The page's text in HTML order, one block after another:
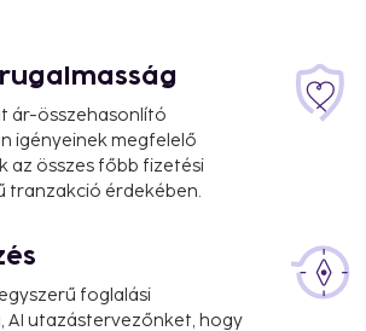
mi
staff. Make
wireless
ár-összehasonlító
igényeinek megfelelő
az összes főbb fizetési
tranzakció érdekében.
foglalási
AI utazástervezőnket, hogy